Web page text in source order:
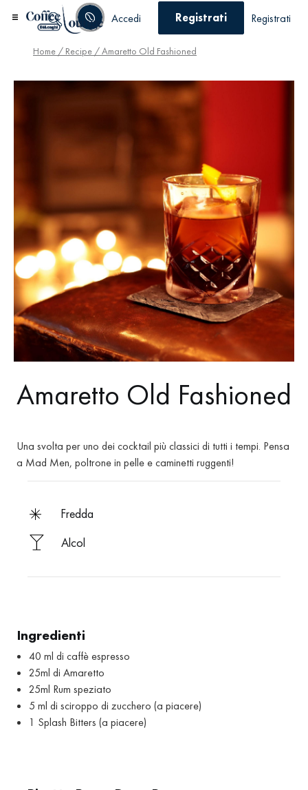
Accedi Registrati Registrati
Home / Recipe / Amaretto Old Fashioned
Amaretto Old Fashioned
Una svolta per uno dei cocktail più classici di tutti i tempi. Pensa
a Mad Men, poltrone in pelle e caminetti ruggenti!
fredda
Alcol
Ingredienti
40 ml di caffè espresso
25ml di Amaretto
25ml Rum speziato
5 ml di sciroppo di zucchero (a piacere)
1 Splash Bitters (a piacere)